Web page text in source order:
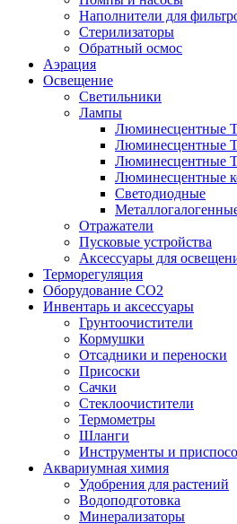
Наполнители для
Стерилизаторы
Обратный осмос
Аэрация
Освещение
Светильники
Лампы
Люминесцентные
Люминесцентные
Люминесцентные
Люминесцентные
Светодиодные
Отражатели
Пусковые устройства
Аксессуары для
Терморегуляция
Оборудование CO2
Инвентарь и аксессуары
Грунтоочистители
Кормушки
Отсадники и переноски
Присоски
Сачки
Стеклоочистители
Термометры
Шланги
Инструменты и
Аквариумная химия
Удобрения для растений
Водоподготовка
Минерализаторы